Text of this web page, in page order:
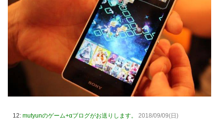
日向坂46・18thシングル発売決定！
｢乃木坂あそぶだけ 1万円で遊ぼう！｣ 後編公開！！！【乃木
坂46】
【悲報】アイドルが歌下手な理由
【海外の反応】海外「日本資本が入った瞬間、魔法がかかっ
たｗ」豪州のセブンイレブンが”日本化”して劇的進化！「お
10/29の｢MTV VMAJ 2026｣に出演決定！！！【乃木坂46】
12: mutyunのゲーム+αブログがお送りします。
2018/09/09(日)